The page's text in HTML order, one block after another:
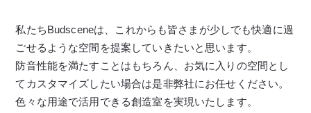
私たちBudsceneは、これからも皆さまが少しでも快適に過
ごせるような空間を提案していきたいと思います。
防音性能を満たすことはもちろん、お気に入りの空間とし
てカスタマイズしたい場合は是非弊社にお任せください。
色々な用途で活用できる創造室を実現いたします。